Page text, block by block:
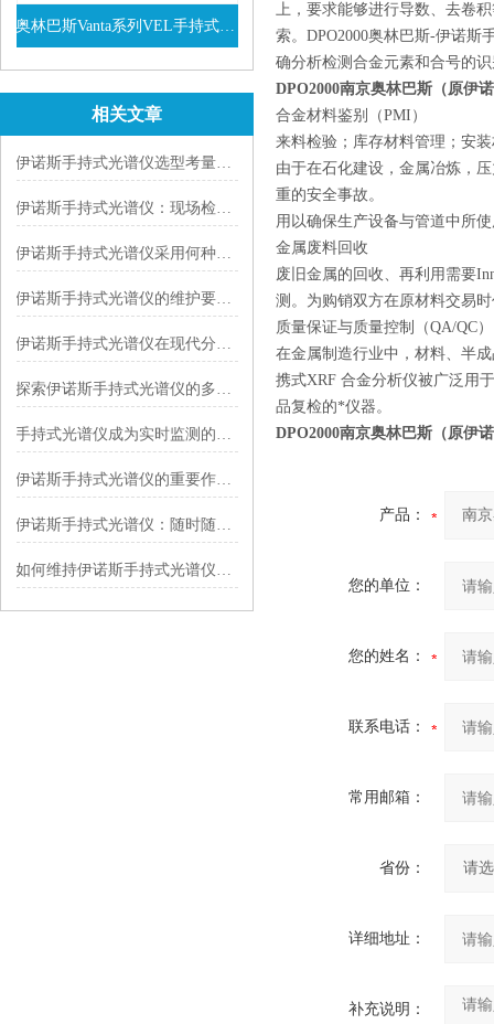
奥林巴斯Vanta系列VEL手持式XRF光谱仪
查看详情
相关文章
伊诺斯手持式光谱仪选型考量与选购指南
伊诺斯手持式光谱仪：现场检测的“移动分析站”​
伊诺斯手持式光谱仪采用何种光谱分析技术？
伊诺斯手持式光谱仪的维护要求有哪些？
伊诺斯手持式光谱仪在现代分析科学中的创新应用
探索伊诺斯手持式光谱仪的多功能性：从材料鉴定到环境监测
手持式光谱仪成为实时监测的便携神器
伊诺斯手持式光谱仪的重要作用及其在各领域的应用
伊诺斯手持式光谱仪：随时随地进行高精度分析
如何维持伊诺斯手持式光谱仪的检测精度？
上，要求能够进行导数、去卷
索。DPO2000奥林巴斯-伊诺斯
确分析检测合金元素和合号的
DPO2000南京奥林巴斯 （原伊
合金材料鉴别（PMI）
来料检验；库存材料管理；安
由于在石化建设，金属冶炼，
重的安全事故。
用以确保生产设备与管道中所
金属废料回收
废旧金属的回收、再利用需要
测。为购销双方在原材料交易
质量保证与质量控制（QA/QC）
在金属制造行业中，材料、半
携式XRF 合金分析仪被广泛用
品复检的*仪器。
DPO2000南京奥林巴斯 （原伊
产品：
您的单位：
您的姓名：
联系电话：
常用邮箱：
省份：
详细地址：
补充说明：